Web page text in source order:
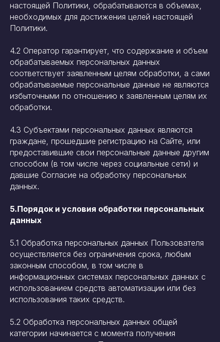
настоящей Политики, обрабатываются в объемах,
необходимых для достижения целей настоящей
Политики.
4.2 Оператор гарантирует, что содержание и объем
обрабатываемых персональных данных
соответствует заявленным целям обработки, а сами
обрабатываемые персональные данные не являются
избыточными по отношению к заявленным целям их
обработки.
4.3 Субъектами персональных данных являются
граждане, прошедшие регистрацию на Сайте, или
предоставившие свои персональные данные другим
способом (в том числе через социальные сети) и
давшие Согласие на обработку персональных
данных.
5.Порядок и условия обработки персональных
данных
5.1 Обработка персональных данных Пользователя
осуществляется без ограничения срока, любым
законным способом, в том числе в
информационных системах персональных данных с
использованием средств автоматизации или без
использования таких средств.
5.2 Обработка персональных данных общей
категории начинается с момента получения